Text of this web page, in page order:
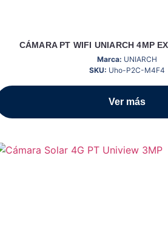
CÁMARA PT WIFI UNIARCH 4MP
Marca: UNIARCH
SKU: Uho-P2C-M4F4
Ver más